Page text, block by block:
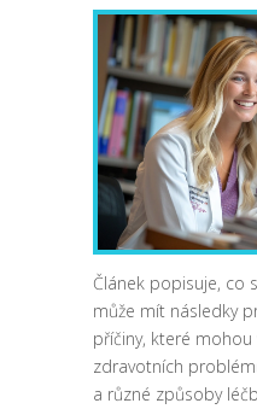
Článek popisuje, co
může mít následky
příčiny, které mohou
zdravotních
a různé způsoby